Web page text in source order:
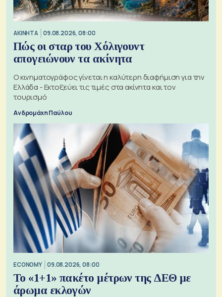
ΑΚΙΝΗΤΑ 09.08.2026, 08:00
Πώς οι σταρ του Χόλιγουντ
απογειώνουν τα ακίνητα
Ο κινηματογράφος γίνεται η καλύτερη διαφήμιση για την
Ελλάδα - Εκτοξεύει τις τιμές στα ακίνητα και τον
τουρισμό
Ανδρομάχη Παύλου
ECONOMY 09.08.2026, 08:00
Το «1+1» πακέτο μέτρων της ΔΕΘ με
άρωμα εκλογών